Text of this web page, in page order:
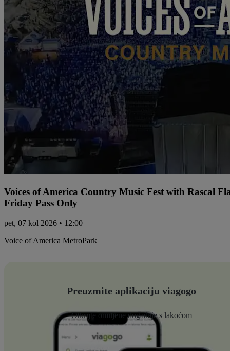
Voices of America Country Music Fest with Rascal
Friday Pass Only
pet, 07 kol 2026 • 12:00
Voice of America MetroPark
Preuzmite aplikaciju viagogo
Otkrijte omiljene događaje s lakoćom